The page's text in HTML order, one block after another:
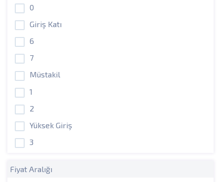
0
Giriş Katı
6
7
Müstakil
1
2
Yüksek Giriş
3
Fiyat Aralığı